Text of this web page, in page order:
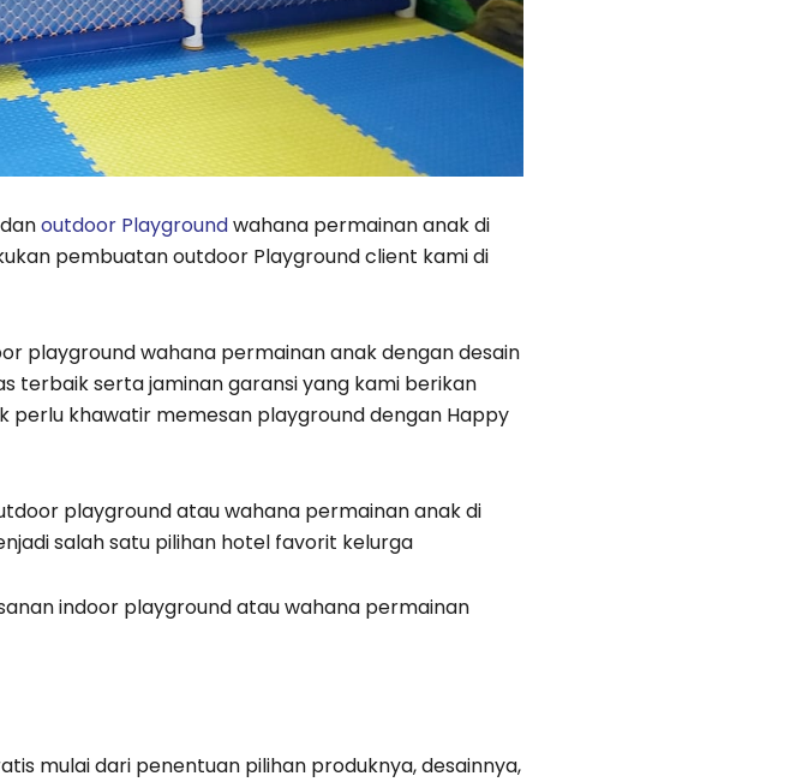
danoutdoor Playgroundwahana permainan anak di
pembuatan outdoor Playground client kami di
playground wahana permainan anak dengan desain
terbaik serta jaminan garansi yang kami berikan
khawatir memesan playground dengan Happy
playground atau wahana permainan anak di
salah satu pilihan hotel favorit kelurga
indoor playground atau wahana permainan
mulai dari penentuan pilihan produknya, desainnya,